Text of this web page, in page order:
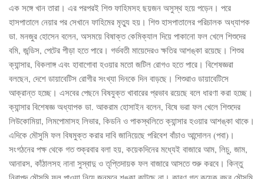
এক সঙ্গে খান তারা। এর পরপরই শিশু ফাহিমসহ ছয়জন অসুস্থ হয়ে পড়েন। পরে
হাসপাতালে নেয়ার পর সেখানে ফাহিমের মৃত্যু হয়। শিশু হাসপাতালের পরিচালক অধ্যাপক
ডা. মনজুর হোসেন বলেন, অসময়ে বিষাক্ত কেমিক্যাল দিয়ে পাকানো ফল খেলে শিশুদের
বমি, জন্ডিস, পেটের পীড়া হতে পারে। গর্ভবতী মায়েদেরও ক্ষতির আশঙ্কা রয়েছে। শিশুর
ক্যান্সার, বিকলাঙ্গ এবং হাবাগোবা হওয়ার মতো জটিল রোগও হতে পারে। বিশেষজ্ঞরা
বলছেন, দেশে ডায়াবেটিস রোগীর সংখ্যা দিনকে দিন বাড়ছে। শিশুরাও ডায়াবেটিসে
আক্রান্ত হচ্ছে। এসবের পেছনে বিষযুক্ত খাবারের প্রভাব রয়েছে বলে ধারণা করা হচ্ছে।
ক্যান্সার বিশেষজ্ঞ অধ্যাপক ডা. আকরাম হোসাইন বলেন, বিষে ভরা ফল খেলে শিশুদের
লিউকোমিয়া, লিমপোমাসহ লিভার, কিডনি ও পাকস্থলিতে ক্যান্সার হওয়ার আশঙ্কা থাকে।
এদিকে মৌসুমি ফল বিষমুক্ত করার দাবি জানিয়েছে পরিবেশ বাঁচাও আন্দোলন (পবা)।
সংগঠনের পক্ষ থেকে গত শুক্রবার বলা হয়, কয়েকদিনের মধ্যেই বাজারে আম, লিচু, জাম,
আনারস, কাঁঠালসহ নানা সুস্বাদু ও তৃপ্তিদায়ক ফল বাজারে আসতে শুরু করবে। কিন্তু